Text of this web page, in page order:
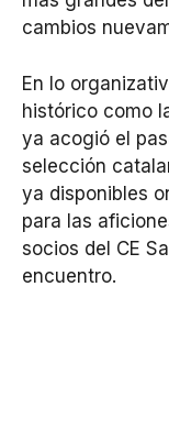
cambios
En lo
histórico como
ya acogió el
selección
ya disponibles
para las
socios del CE
encuentro.